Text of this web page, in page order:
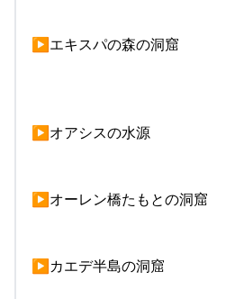
▶エキスパの森の洞窟
▶オアシスの水源
▶オーレン橋たもとの洞窟
▶カエデ半島の洞窟